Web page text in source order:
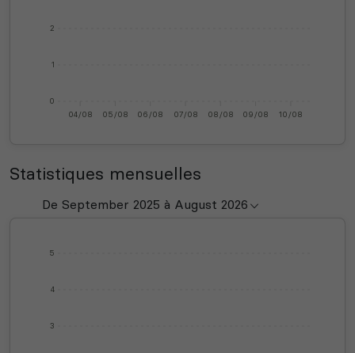
0
1
2
04/08 05/08 06/08 07/08 08/08 09/08 10/08
Statistiques mensuelles
3
4
5